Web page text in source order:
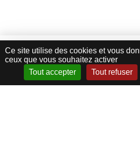
Nos
COMMANDEZ DÈS
MAINTENANT
APPELEZ-NOUS
Ce site utilise des cookies et vous
ceux que vous souhaitez activer
Tout accepter
Tout refuser